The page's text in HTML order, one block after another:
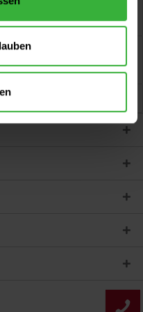
mit verzinkter Zwinge und
mehr